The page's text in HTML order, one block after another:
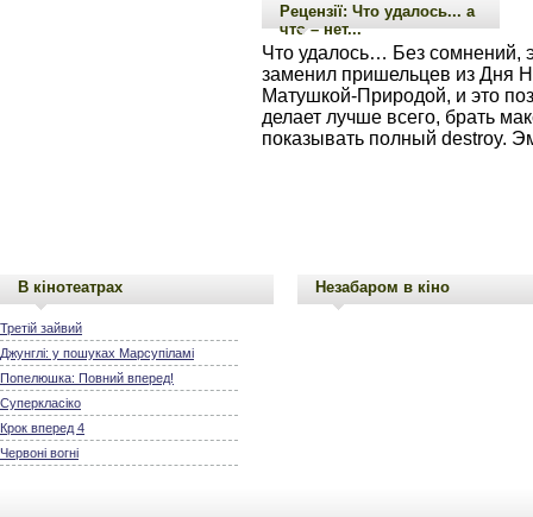
Рецензії: Что удалось... а
что – нет...
Что удалось… Без
заменил пришельцев из Дня
Матушкой-Природой, и это
делает лучше всего, брать
показывать полный destroy.
В кінотеатрах
Третій зайвий
Джунглі: у пошуках Марсупіламі
Попелюшка: Повний вперед!
Суперкласіко
Крок вперед 4
Червоні вогні
Незабаром в кіно